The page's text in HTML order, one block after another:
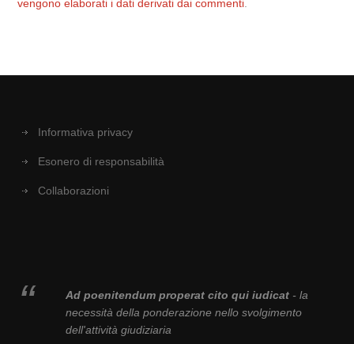
vengono elaborati i dati derivati dai commenti
Informativa privacy
Esonero di responsabilità
Collaborazioni
Ad poenitendum properat cito qui iudicat- la
necessità della ponderazione nello svolgimento
dell'attività giudiziaria